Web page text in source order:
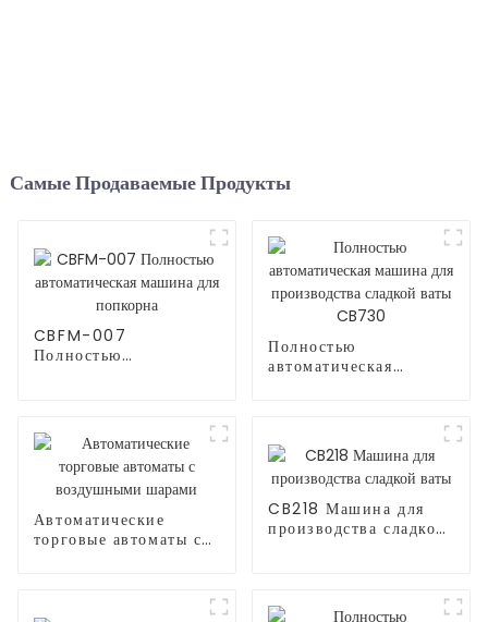
Самые Продаваемые Продукты
CBFM-007
Полностью
Полностью
автоматическая
Автоматические
торговые автоматы с
CB218 Машина для
производства сладкой